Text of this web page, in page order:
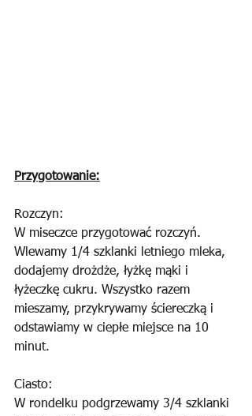
Przygotowanie:
Rozczyn:
W miseczce przygotować rozczyń.
Wlewamy 1/4 szklanki letniego mleka,
dodajemy drożdże, łyżkę mąki i
łyżeczkę cukru. Wszystko razem
mieszamy, przykrywamy ściereczką i
odstawiamy w ciepłe miejsce na 10
minut.
Ciasto:
W rondelku podgrzewamy 3/4 szklanki